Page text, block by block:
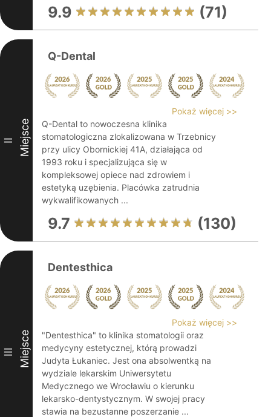
9.9 (71)
II Miejsce
Q-Dental
Pokaż więcej >>
Q-Dental to nowoczesna klinika
stomatologiczna zlokalizowana w Trzebnicy
przy ulicy Obornickiej 41A, działająca od
1993 roku i specjalizująca się w
kompleksowej opiece nad zdrowiem i
estetyką uzębienia. Placówka zatrudnia
wykwalifikowanych ...
9.7 (130)
III Miejsce
Dentesthica
Pokaż więcej >>
"Dentesthica" to klinika stomatologii oraz
medycyny estetycznej, którą prowadzi
Judyta Łukaniec. Jest ona absolwentką na
wydziale lekarskim Uniwersytetu
Medycznego we Wrocławiu o kierunku
lekarsko-dentystycznym. W swojej pracy
stawia na bezustanne poszerzanie ...